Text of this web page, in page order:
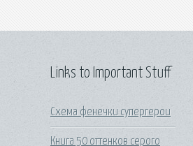
Links to Important Stuff
Схема фенечки супергерои
Книга 50 оттенков серого